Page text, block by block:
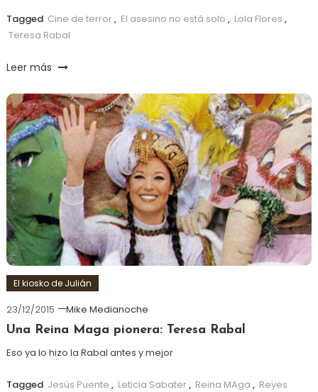
Tagged Cine de terror, El asesino no está solo , Lola Flores ,
Teresa Rabal
Leer más
El kiosko de Julián
23/12/2015
Mike Medianoche
Una Reina Maga pionera: Teresa Rabal
Eso ya lo hizo la Rabal antes y mejor
Tagged Jesús Puente , Leticia Sabater, Reina MAga , Reyes